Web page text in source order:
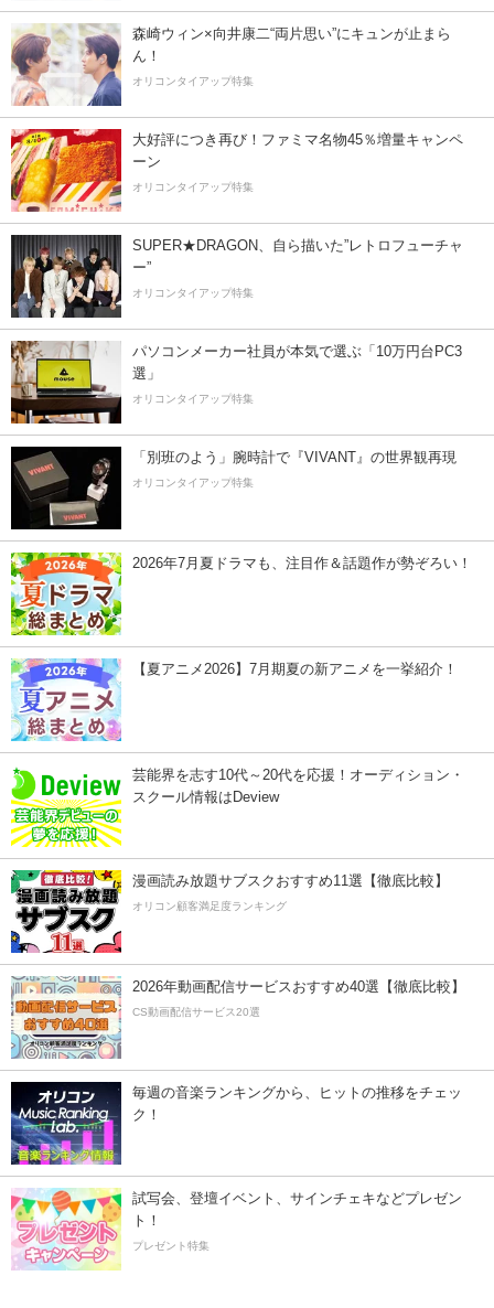
森崎ウィン×向井康二“両片思い”にキュンが止まら
ん！
オリコンタイアップ特集
大好評につき再び！ファミマ名物45％増量キャンペ
ーン
オリコンタイアップ特集
SUPER★DRAGON、自ら描いた”レトロフューチャ
ー”
オリコンタイアップ特集
パソコンメーカー社員が本気で選ぶ「10万円台PC3
選」
オリコンタイアップ特集
「別班のよう」腕時計で『VIVANT』の世界観再現
オリコンタイアップ特集
2026年7月夏ドラマも、注目作＆話題作が勢ぞろい！
【夏アニメ2026】7月期夏の新アニメを一挙紹介！
芸能界を志す10代～20代を応援！オーディション・
スクール情報はDeview
漫画読み放題サブスクおすすめ11選【徹底比較】
オリコン顧客満足度ランキング
2026年動画配信サービスおすすめ40選【徹底比較】
CS動画配信サービス20選
毎週の音楽ランキングから、ヒットの推移をチェッ
ク！
試写会、登壇イベント、サインチェキなどプレゼン
ト！
プレゼント特集